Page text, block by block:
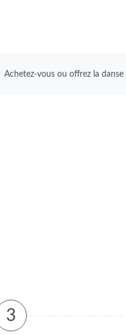
Achetez-vous ou offrez la danse
3